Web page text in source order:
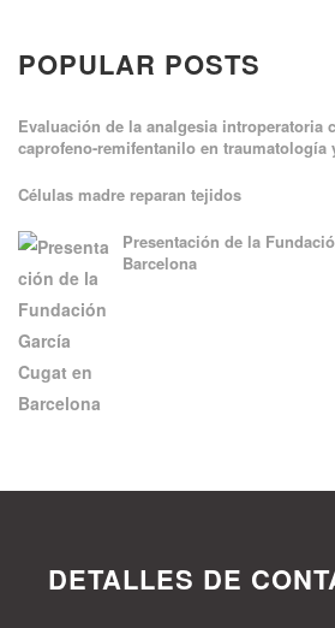
POPULAR POSTS
Evaluación de la analgesia introperatoria
caprofeno-remifentanilo en traumatología
Células madre reparan tejidos
Presentación de la
Barcelona
DETALLES DE